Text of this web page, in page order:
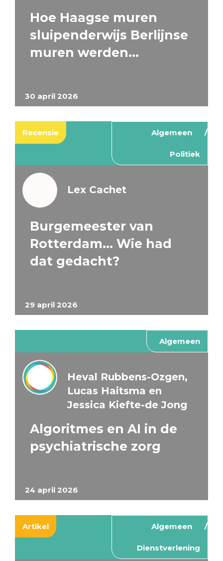
30 april 2026
Hoe Haagse muren
sluipenderwijs Berlijnse
muren werden…
Recensie Algemeen
Politiek
29 april 2026
Lex Cachet
Burgemeester van
Rotterdam… Wie had
dat gedacht?
Algemeen
24 april 2026
Heval Rubbens-Ozgen,
Lucas Haitsma en
Jessica Kiefte-de Jong
Algoritmes en AI in de
psychiatrische zorg
Artikel Algemeen
Dienstverlening